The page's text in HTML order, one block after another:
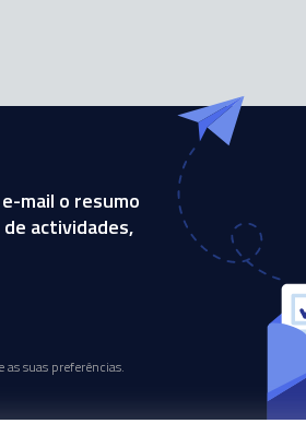
mail o resumo
actividades,
suas preferências.